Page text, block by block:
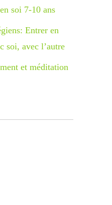
soi 7-10 ans
Entrer en
soi, avec l’autre
et méditation